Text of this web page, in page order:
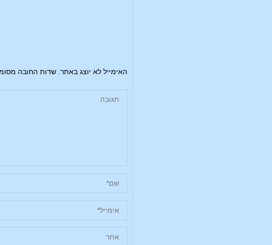
האימייל לא יוצג באתר. שדות החובה